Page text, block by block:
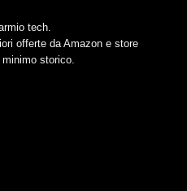
tech.
offerte da Amazon e store
storico.